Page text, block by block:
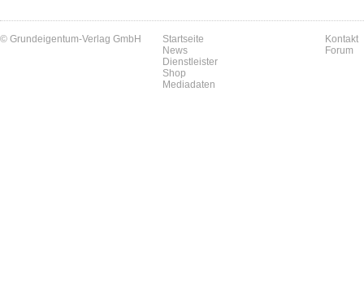
© Grundeigentum-Verlag GmbH
Startseite
News
Dienstleister
Shop
Mediadaten
Kontakt
Forum